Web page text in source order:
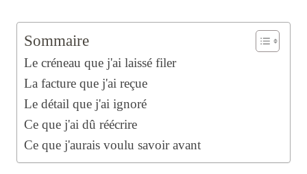
Sommaire
Le créneau que j'ai laissé filer
La facture que j'ai reçue
Le détail que j'ai ignoré
Ce que j'ai dû réécrire
Ce que j'aurais voulu savoir avant